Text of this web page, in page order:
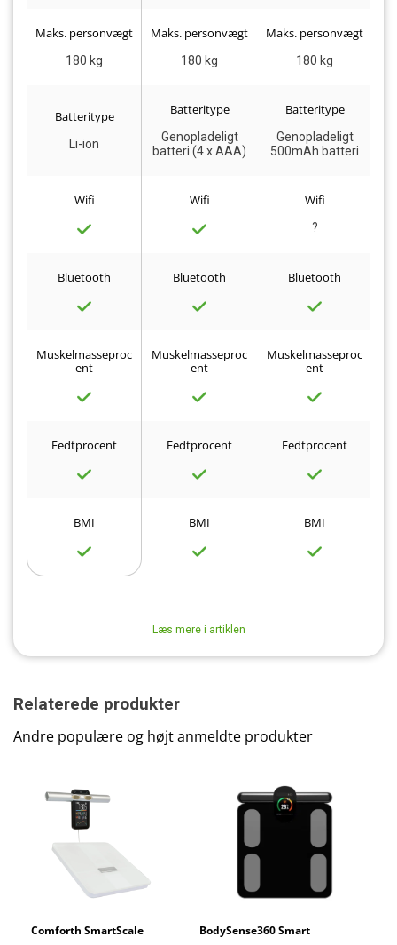
26)
Maks. personvægt
180 kg
Maks. personvægt
180 kg
Maks. personvægt
180 kg
Batteritype
Li-ion
Batteritype
Genopladeligt
batteri (4 x AAA)
Batteritype
Genopladeligt
500mAh batteri
Wifi Wifi Wifi
?
Bluetooth Bluetooth Bluetooth
Muskelmasseproc
ent
Muskelmasseproc
ent
Muskelmasseproc
ent
Fedtprocent Fedtprocent Fedtprocent
BMI BMI BMI
Læs mere i artiklen
Relaterede produkter
Andre populære og højt anmeldte produkter
Comforth SmartScale
BodySense360 Smart